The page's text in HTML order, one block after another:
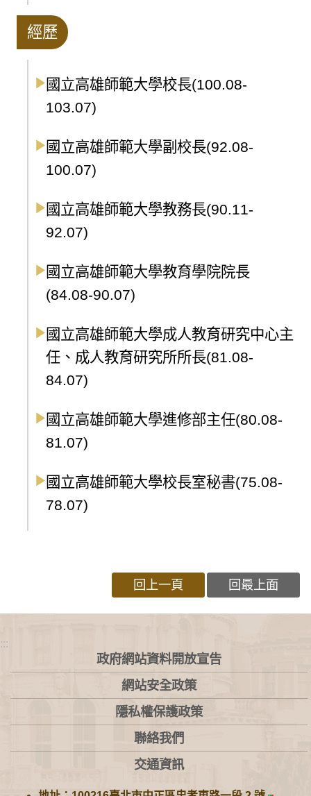
經歷
國立高雄師範大學校長(100.08-
103.07)
國立高雄師範大學副校長(92.08-
100.07)
國立高雄師範大學教務長(90.11-
92.07)
國立高雄師範大學教育學院院長
(84.08-90.07)
國立高雄師範大學成人教育研究中心主
任、成人教育研究所所長(81.08-
84.07)
國立高雄師範大學進修部主任(80.08-
81.07)
國立高雄師範大學校長室秘書(75.08-
78.07)
回上一頁 回最上面
:::
政府網站資料開放宣告
網站安全政策
隱私權保護政策
聯絡我們
交通資訊